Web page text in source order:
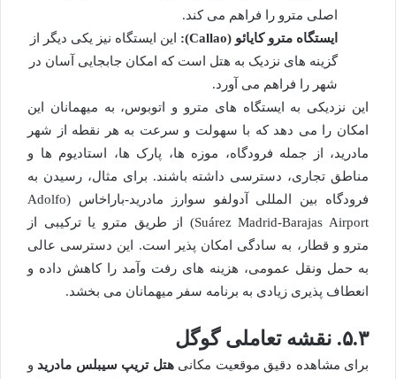
اصلی مترو را فراهم می کند.
ایستگاه مترو کایائو (Callao):
این ایستگاه نیز یکی دیگر از
گزینه های نزدیک به هتل است که امکان جابجایی آسان در
شهر را فراهم می آورد.
این نزدیکی به ایستگاه های مترو و اتوبوس، به میهمانان این
امکان را می دهد که با سهولت و سرعت به هر نقطه از شهر
مادرید، از جمله فرودگاه، موزه ها، پارک ها، استادیوم ها و
مناطق تجاری، دسترسی داشته باشند. برای مثال، رسیدن به
فرودگاه بین المللی آدولفو سوارز مادرید-باراخاس (Adolfo
Suárez Madrid-Barajas Airport) از طریق مترو یا ترکیبی از
مترو و قطار، به سادگی امکان پذیر است. این دسترسی عالی
به حمل ونقل عمومی، هزینه های رفت وآمد را کاهش داده و
انعطاف پذیری زیادی به برنامه سفر میهمانان می بخشد.
۵.۳. نقشه تعاملی گوگل
برای مشاهده دقیق موقعیت مکانیهتل تریپ سیبلس مادرید و